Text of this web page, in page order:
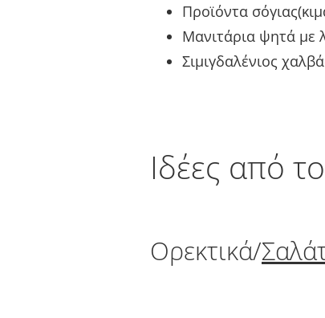
Προϊόντα
Μανιτάρια ψητά με
Σιμιγδαλένιος
Iδέες από
Ορεκτικά/